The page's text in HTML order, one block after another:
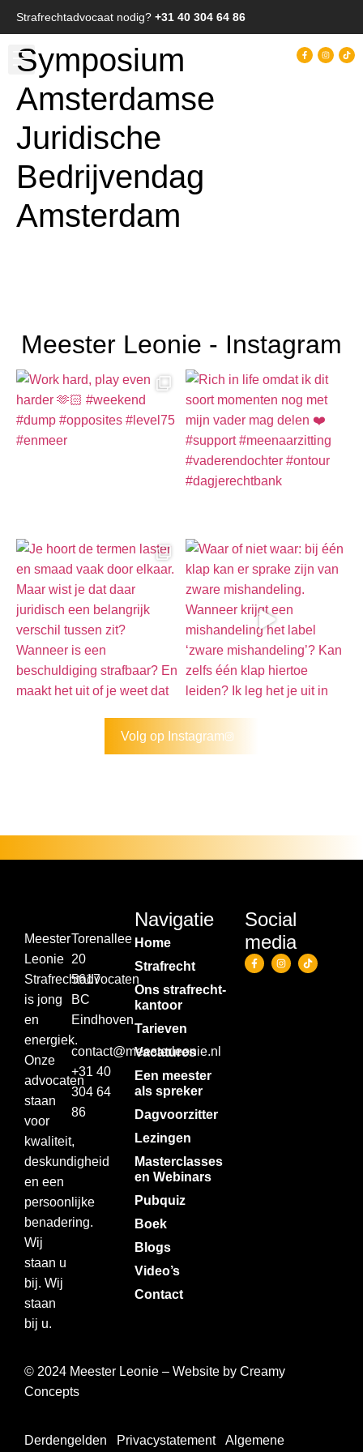
Strafrechtadvocaat nodig? +31 40 304 64 86
Symposium
Amsterdamse
Juridische
Bedrijvendag
Amsterdam
Meester Leonie - Instagram
Volg op Instagram
Meester
Leonie
Strafrechtadvocaten
is jong
en
energiek.
Onze
advocaten
staan
voor
kwaliteit,
deskundigheid
en een
persoonlijke
benadering.
Wij
staan u
bij. Wij
staan
bij u.
Torenallee
20
5617
BC
Eindhoven
contact@meesterleonie.nl
+31 40
304 64
86
Navigatie
Home
Strafrecht
Ons strafrecht­
kantoor
Tarieven
Vacatures
Een meester
als spreker
Dagvoorzitter
Lezingen
Masterclasses
en Webinars
Pubquiz
Boek
Blogs
Video’s
Contact
Social
media
© 2024 Meester Leonie – Website by Creamy
Concepts
Derdengelden Privacystatement Algemene